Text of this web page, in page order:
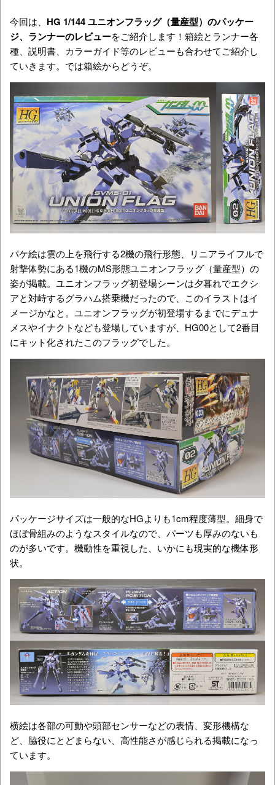
今回は、 HG 1/144 ユニオンフラッグ（量産型） のパッケー
ジ、ランナーのレビューをご紹介します！箱絵とランナー各
種、説明書、カラーガイド等のレビューも合わせてご紹介し
ていきます。では箱絵からどうぞ。
パケ絵は雲の上を飛行する2機の飛行形態、リニアライフルで
射撃体勢にある1機のMS形態ユニオンフラッグ（量産型）の
姿が掲載。ユニオンフラッグ初登場シーンは夕暮れでエクシ
アと対峙するグラハム搭乗機だったので、このイラストはイ
メージかなと。ユニオンフラッグが初登場するまでにデュナ
メスやイナクトなども登場していますが、HG00として2番目
にキット化されたこのフラッグでした。
パッケージサイズは一般的なHGよりも1cm程度薄型。細身で
ほぼ骨組みのようなスタイルなので、パーツも厚みのないも
のが多いです。機動性を重視した、いかにも現実的な機体形
状。
横絵は各部の可動や頭部センサーなどの表情、変形機構な
ど、脇役にとどまらない、高性能さが感じられる掲載になっ
ています。